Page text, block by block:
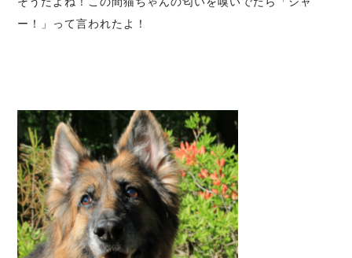
ー！」って言われたよ！